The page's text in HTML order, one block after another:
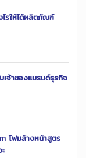
ไรให้ได้ผลิตภัณฑ์
เจ้าของแบรนด์ธุรกิจ
โฟมล้างหน้าสูตร